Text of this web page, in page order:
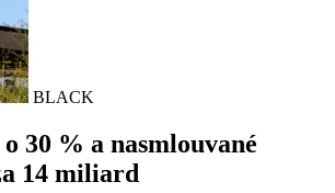
BLACK
30 % a nasmlouvané
14 miliard